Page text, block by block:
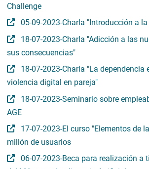
Challenge
05-09-2023-Charla "Introducción a
18-07-2023-Charla "Adicción a las
sus consecuencias"
18-07-2023-Charla "La dependencia
violencia digital en pareja"
18-07-2023-Seminario sobre
AGE
17-07-2023-El curso "Elementos de
millón de usuarios
06-07-2023-Beca para realización a